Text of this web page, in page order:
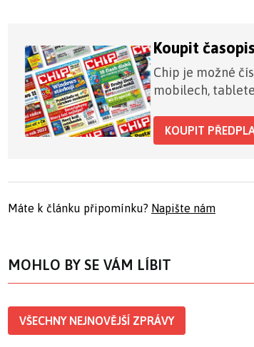
Koupit
Chip je možné
mobilech,
KOUPIT
Máte k článku připomínku? Napište nám
MOHLO BY SE VÁM LÍBIT
VŠECHNY NEJNOVĚJŠÍ ZPRÁVY